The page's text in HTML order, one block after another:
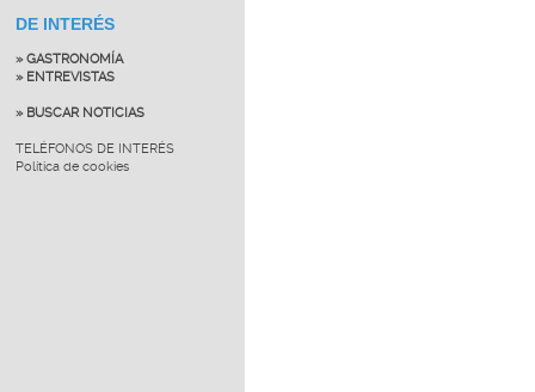
DE INTERÉS
» GASTRONOMÍA
» ENTREVISTAS
» BUSCAR NOTICIAS
TELÉFONOS DE INTERÉS
Política de cookies